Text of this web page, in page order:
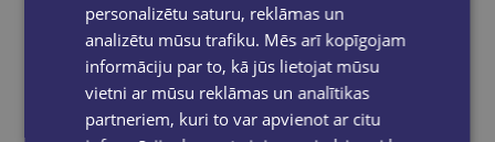
New
ŠĪNA DEMPSIJA
Pablo un Pinga Romas brīvdienas
personalizētu saturu, reklāmas un
analizētu mūsu trafiku. Mēs arī kopīgojam
informāciju par to, kā jūs lietojat mūsu
vietni ar mūsu reklāmas un analītikas
partneriem, kuri to var apvienot ar citu